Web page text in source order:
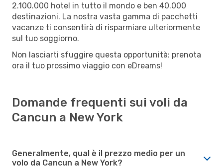
2.100.000 hotel in tutto il mondo e ben 40.000
destinazioni. La nostra vasta gamma di pacchetti
vacanze ti consentirà di risparmiare ulteriormente
sul tuo soggiorno.
Non lasciarti sfuggire questa opportunità: prenota
ora il tuo prossimo viaggio con eDreams!
Domande frequenti sui voli da
Cancun a New York
Generalmente, qual è il prezzo medio per un
volo da Cancun a New York?